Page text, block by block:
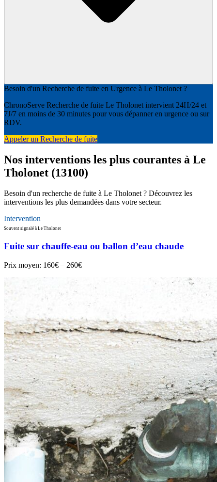
Besoin d'un Recherche de fuite en Urgence à Le Tholonet ?
ChronoServe Recherche de fuite Le Tholonet intervient 24H/24 et
7J/7 en moins de 30 minutes pour vous dépanner en urgence ou sur
RDV.
Appeler un Recherche de fuite
Nos interventions les plus courantes à Le
Tholonet (13100)
Besoin d'un recherche de fuite à Le Tholonet ? Découvrez les
interventions les plus demandées dans votre secteur.
Intervention
Souvent signalé à Le Tholonet
Fuite sur chauffe-eau ou ballon d’eau chaude
Prix moyen: 160€ – 260€